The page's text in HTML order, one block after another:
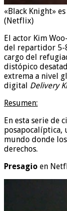
«Black Knight»
(Netflix)
El actor Kim
del repartidor 5-
cargo del
distópico
extrema a nivel
digital Delivery
Resumen:
En esta serie de
posapocalíptica,
mundo donde
derechos.
Presagio en